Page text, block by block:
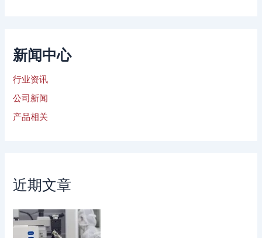
新闻中心
行业资讯
公司新闻
产品相关
近期文章